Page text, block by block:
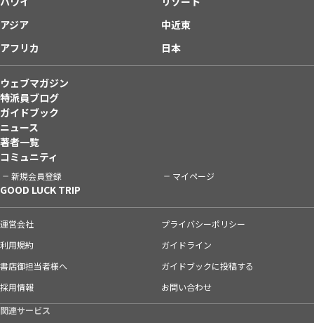
アジア
中近東
アフリカ
日本
ウェブマガジン
特派員ブログ
ガイドブック
ニュース
著者一覧
コミュニティ
新規会員登録 マイページ
GOOD LUCK TRIP
運営会社
プライバシーポリシー
利用規約
ガイドライン
書店御担当者様へ
ガイドブックに投稿する
採用情報
お問い合わせ
関連サービス